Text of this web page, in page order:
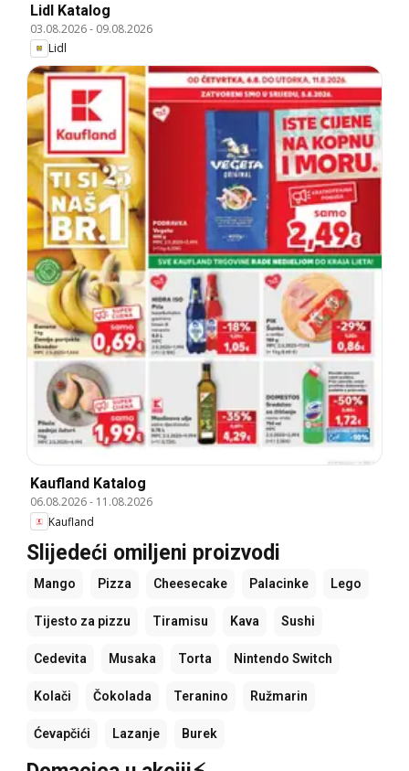
Lidl Katalog
03.08.2026- 09.08.2026
Lidl
Kaufland Katalog
06.08.2026- 11.08.2026
Kaufland
Slijedeći omiljeni proizvodi
Mango Pizza Cheesecake Palacinke Lego
Tijesto za pizzu Tiramisu Kava Sushi
Cedevita Musaka Torta Nintendo Switch
Kolači Čokolada Teranino Ružmarin
Ćevapčići Lazanje Burek